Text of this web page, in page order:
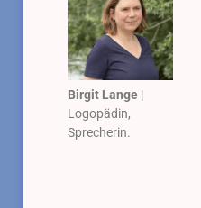
Birgit Lange |
Logopädin,
Sprecherin.